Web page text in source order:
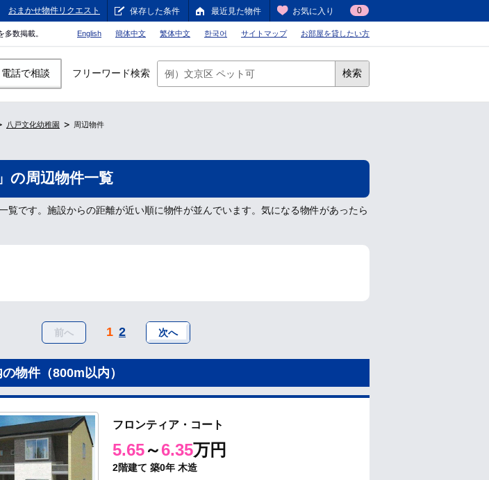
おまかせ物件リクエスト 保存した条件 最近見た物件 お気に入り 0
数掲載。 English 簡体中文 繁体中文 한국어 サイトマップ お部屋を貸したい方
電話で相談 フリーワード検索 検索
八戸文化幼稚園 周辺物件
の周辺物件一覧
覧です。施設からの距離が近い順に物件が並んでいます。気になる物件があったら
前へ 1 2 次へ
物件（800m以内）
フロンティア・コート
5.65～6.35万円
2階建て 築0年 木造